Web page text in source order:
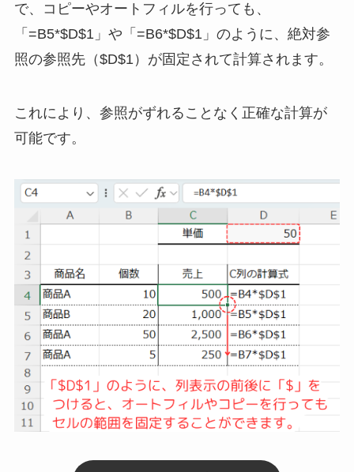
で、コピーやオートフィルを行っても、
「=B5*$D$1」や「=B6*$D$1」のように、絶対参
照の参照先（$D$1）が固定されて計算されます。
これにより、参照がずれることなく正確な計算が
可能です。